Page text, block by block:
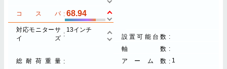
コスパ 68.94
対応モニターサ
イズ
13インチ
設置可能台数
軸数
総耐荷重量
アーム数
1